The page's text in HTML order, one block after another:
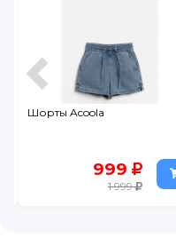
Шорты Acoola
999
1 999